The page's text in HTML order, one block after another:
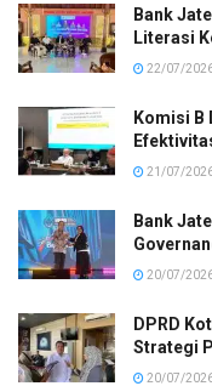
Bank
Literasi
22/07/
Komisi B
21/07/
Bank
20/07/
DPRD
Strategi
20/07/